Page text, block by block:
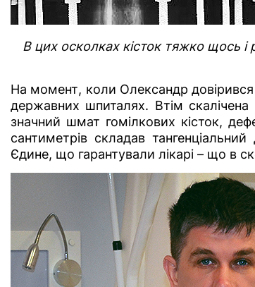
В цих осколках кісток тяжко щось
На момент, коли Олександр
державних шпиталях. Втім
значний шмат гомілкових кісток,
сантиметрів складав
Єдине, що гарантували лікарі – що в